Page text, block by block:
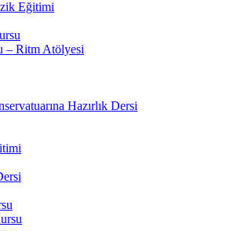
Eğitimi
– Ritm Atölyesi
Hazırlık Dersi